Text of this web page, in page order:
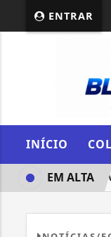
ENTRAR
INÍCIO
REVOGAÇÃO DE
EM ALTA